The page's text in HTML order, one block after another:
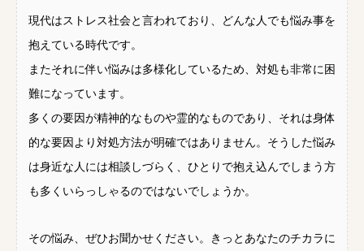
現代はストレス社会と言われており、どんな人でも悩み事を
抱えている時代です。
またそれに伴い悩みは多様化しているため、対処も非常に困
難になっています。
多くの要因が精神的なものや霊的なものであり、それは身体
的な要因より対処方法が明確ではありません。そうした悩み
は身近な人には相談しづらく、ひとりで抱え込んでしまう方
も多くいらっしゃるのではないでしょうか。
その悩み、ぜひお聞かせください。きっとあなたのチカラに